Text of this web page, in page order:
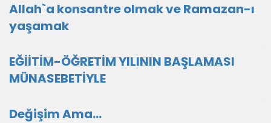
Allah`a konsantre olmak ve Ramazan-ı
yaşamak
EĞİİTİM-ÖĞRETİM YILININ BAŞLAMASI
MÜNASEBETİYLE
Değişim Ama...